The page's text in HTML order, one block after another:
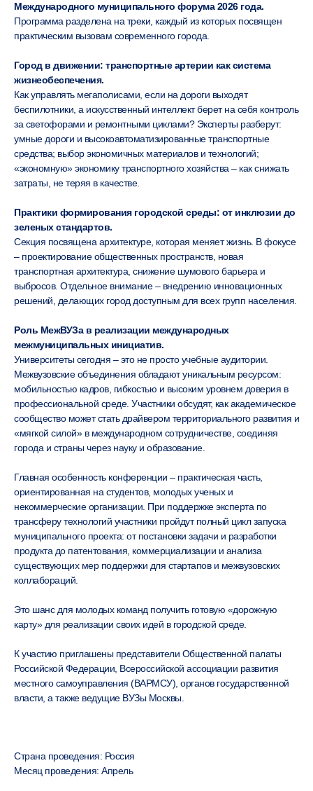
Международного муниципального форума 2026 года.
Программа разделена на треки, каждый из которых посвящен
практическим вызовам современного города.
Город в движении: транспортные артерии как система
жизнеобеспечения.
Как управлять мегаполисами, если на дороги выходят
беспилотники, а искусственный интеллект берет на себя контроль
за светофорами и ремонтными циклами? Эксперты разберут:
умные дороги и высокоавтоматизированные транспортные
средства; выбор экономичных материалов и технологий;
«экономную» экономику транспортного хозяйства – как снижать
затраты, не теряя в качестве.
Практики формирования городской среды: от инклюзии до
зеленых стандартов.
Секция посвящена архитектуре, которая меняет жизнь. В фокусе
– проектирование общественных пространств, новая
транспортная архитектура, снижение шумового барьера и
выбросов. Отдельное внимание – внедрению инновационных
решений, делающих город доступным для всех групп населения.
Роль МежВУЗа в реализации международных
межмуниципальных инициатив.
Университеты сегодня – это не просто учебные аудитории.
Межвузовские объединения обладают уникальным ресурсом:
мобильностью кадров, гибкостью и высоким уровнем доверия в
профессиональной среде. Участники обсудят, как академическое
сообщество может стать драйвером территориального развития и
«мягкой силой» в международном сотрудничестве, соединяя
города и страны через науку и образование.
Главная особенность конференции – практическая часть,
ориентированная на студентов, молодых ученых и
некоммерческие организации. При поддержке эксперта по
трансферу технологий участники пройдут полный цикл запуска
муниципального проекта: от постановки задачи и разработки
продукта до патентования, коммерциализации и анализа
существующих мер поддержки для стартапов и межвузовских
коллабораций.
Это шанс для молодых команд получить готовую «дорожную
карту» для реализации своих идей в городской среде.
К участию приглашены представители Общественной палаты
Российской Федерации, Всероссийской ассоциации развития
местного самоуправления (ВАРМСУ), органов государственной
власти, а также ведущие ВУЗы Москвы.
Страна проведения: Россия
Месяц проведения: Апрель